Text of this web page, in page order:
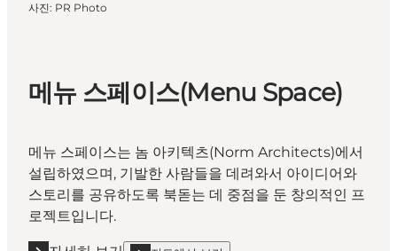
사진: PR Photo
메뉴 스페이스(Menu Space)
메뉴 스페이스는 놈 아키텍츠(Norm Architects)에서
설립하였으며, 기발한 사람들을 데려와서 아이디어와
스토리를 공유하도록 북돋는 데 중점을 둔 창의적인 프
로젝트입니다.